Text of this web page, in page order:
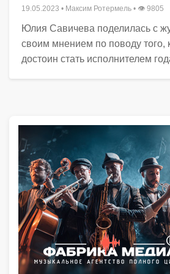
19.05.2023 • Максим Ротермель • 👁 9805
Юлия Савичева поделилась с
своим мнением по поводу того,
достоин стать исполнителем